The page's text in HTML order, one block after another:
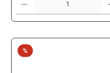
%Rabatt